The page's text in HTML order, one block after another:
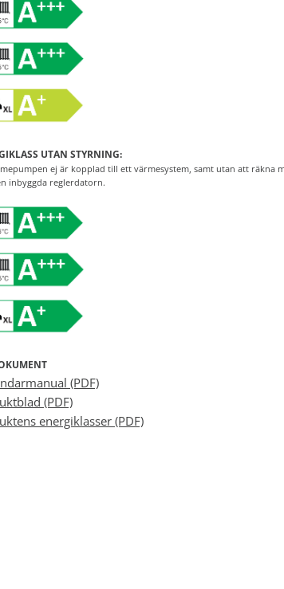
UTAN STYRNING:
ej är kopplad till ett värmesystem, samt utan att räkna
inbyggda reglerdatorn.
(PDF)
(PDF)
energiklasser (PDF)